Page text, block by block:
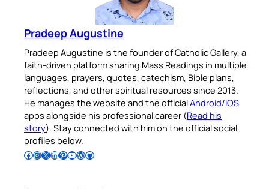
Pradeep Augustine
Pradeep Augustine is the founder of Catholic Gallery, a
faith-driven platform sharing Mass Readings in multiple
languages, prayers, quotes, catechism, Bible plans,
reflections, and other spiritual resources since 2013.
He manages the website and the officialAndroid/iOS
apps alongside his professional career (Read his
story). Stay connected with him on the official social
profiles below.
Follow Pradeep on Facebook Follow Pradeep on InstagramFollow Pradeep on X Follow Pradeep on LinkedIn Follow Pradeep on Pinterest Subscribe to Pradeep’s Youtube Channel Follow Pradeep on WordPress Follow Pradeep on GitHub